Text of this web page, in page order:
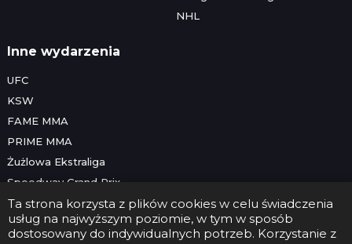
Ta strona korzysta z plików cookies w celu świadczenia
usług na najwyższym poziomie, w tym w sposób
dostosowany do indywidualnych potrzeb. Korzystanie z
NHL
Inne wydarzenia
UFC
KSW
FAME MMA
PRIME MMA
Żużlowa Ekstraliga
Speedway Grand Prix
Skoki narciarskie